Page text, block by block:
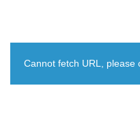
Cannot fetch URL, please